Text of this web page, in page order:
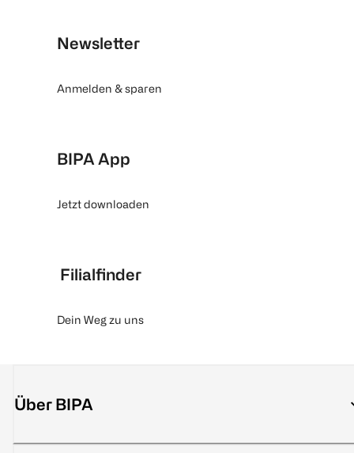
Newsletter
Anmelden & sparen
BIPA App
Jetzt downloaden
Filialfinder
Dein Weg zu uns
Über BIPA